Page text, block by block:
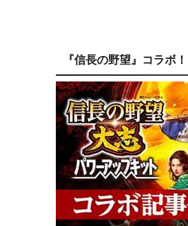
『信長の野望』コラボ！